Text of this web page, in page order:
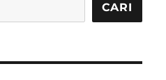
Desa
Bali
CARI